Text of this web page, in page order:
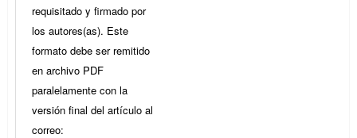
requisitado y firmado por
los autores(as). Este
formato debe ser remitido
en archivo PDF
paralelamente con la
versión final del artículo al
correo: